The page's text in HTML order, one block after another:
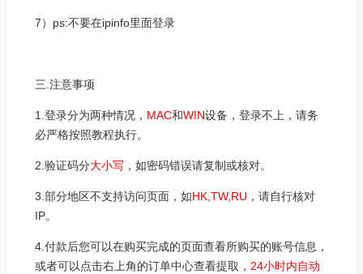
7）ps:不要在ipinfo里面登录
三.注意事项
1.登录分为两种情况， MAC和WIN设备，登录不上，请务
必严格按照教程执行。
2.验证码分大小写，如密码错误请复制或核对。
3.部分地区不支持访问页面，如HK,TW,RU ，请自行核对
IP。
4.付款后您可以在购买完成的页面查看所购买的账号信息，
或者可以点击右上角的订单中心查看提取， 24小时内自动